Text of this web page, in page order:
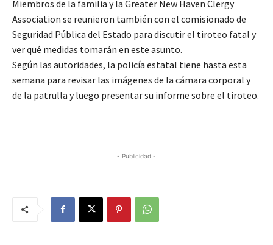
Miembros de la familia y la Greater New Haven Clergy
Association se reunieron también con el comisionado de
Seguridad Pública del Estado para discutir el tiroteo fatal y
ver qué medidas tomarán en este asunto.
Según las autoridades, la policía estatal tiene hasta esta
semana para revisar las imágenes de la cámara corporal y
de la patrulla y luego presentar su informe sobre el tiroteo.
- Publicidad -